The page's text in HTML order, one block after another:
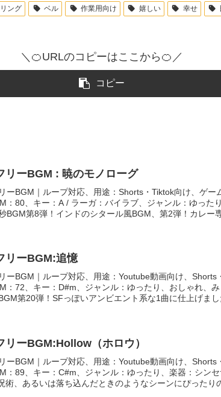
ング ベル 作業用向け 嬉しい 幸せ
＼🍊URLのコピーはここから🍊／
コピー
リーBGM : 暁のモノローグ
ーBGM｜ループ対応、用途：Shorts・Tiktok向け、ゲー
：80、キー：A / ラーガ：バイラブ、ジャンル：ゆった
BGM第8弾！インドのシタール風BGM、第2弾！カレー
リーBGM:追憶
ーBGM｜ループ対応、用途：Youtube動画向け、Shorts
：72、キー：D#m、ジャンル：ゆったり、おしゃれ、
第20弾！SFっぽいアンビエント系な1曲に仕上げま
リーBGM:Hollow（ホロウ）
ーBGM｜ループ対応、用途：Youtube動画向け、Shorts
：89、キー：C#m、ジャンル：ゆったり、楽器：シン
術、あるいは落ち込んだときのようなシーンにぴったり